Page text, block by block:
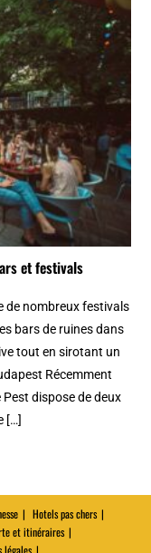
et festivals
de nombreux festivals
bars de ruines dans
tout en sirotant un
Récemment
Pest dispose de deux
[…]
Hotels pas chers
et itinéraires
légales